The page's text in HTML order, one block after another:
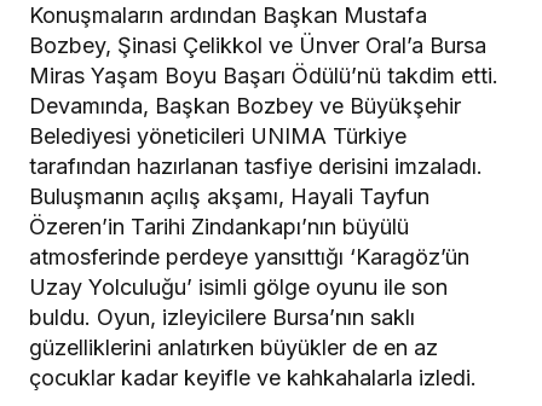
Konuşmaların ardından Başkan Mustafa
Bozbey, Şinasi Çelikkol ve Ünver Oral’a Bursa
Miras Yaşam Boyu Başarı Ödülü’nü takdim etti.
Devamında, Başkan Bozbey ve Büyükşehir
Belediyesi yöneticileri UNIMA Türkiye
tarafından hazırlanan tasfiye derisini imzaladı.
Buluşmanın açılış akşamı, Hayali Tayfun
Özeren’in Tarihi Zindankapı’nın büyülü
atmosferinde perdeye yansıttığı ‘Karagöz’ün
Uzay Yolculuğu’ isimli gölge oyunu ile son
buldu. Oyun, izleyicilere Bursa’nın saklı
güzelliklerini anlatırken büyükler de en az
çocuklar kadar keyifle ve kahkahalarla izledi.